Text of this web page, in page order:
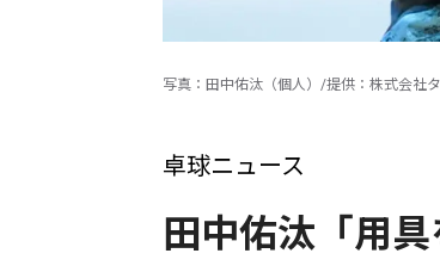
写真：田中佑汰（個人）/提供：株式会社
卓球ニュース
田中佑汰「用